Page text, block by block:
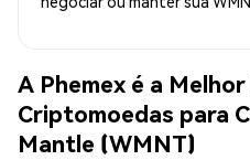
A Phemex é a
Criptomoedas para
Mantle (WMNT)